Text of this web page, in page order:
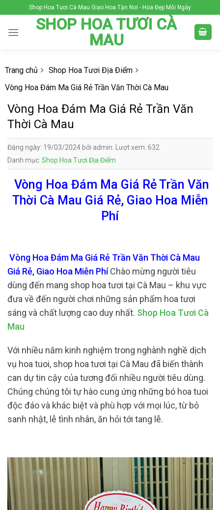
to
content
Shop Hoa Tươi Cà Mau Giao Hoa Tận Nơi - Hoa Đẹp Mỗi Ngày
SHOP HOA TƯƠI CÀ
MAU
Trang chủ
Shop Hoa Tươi Địa Điểm
Vòng Hoa Đám Ma Giá Rẻ Trần Văn Thời Cà Mau
Vòng Hoa Đám Ma Giá Rẻ Trần Văn
Thời Cà Mau
Đăng ngày: 19/03/2024 bởi admin. Lượt xem: 632
Danh mục: Shop Hoa Tươi Địa Điểm
Vòng Hoa Đám Ma Giá Rẻ Trần Văn
Thời Cà Mau Giá Rẻ, Giao Hoa Miễn
Phí
Vòng Hoa Đám Ma Giá Rẻ Trần Văn Thời Cà Mau
Giá Rẻ, Giao Hoa Miễn PhíChào mừng người tiêu
dùng đến mang shop hoa tươi tại Cà Mau – khu vực
đưa về đến người chơi những sản phẩm hoa tươi
sáng và chất lượng cao duy nhất. Shop Hoa Tươi Cà
Mau
Với nhiều năm kinh nghiệm trong nghành nghề dịch
vụ hoa tuoi, shop hoa tươi tại Cà Mau đã biến thành
can dự tin cậy của tương đối nhiều người tiêu dùng.
Chúng chúng tôi tự hào cung ứng những bó hoa tuoi
độc đáo và khác biệt và phù hợp với mọi lúc, từ bỏ
sanh nhật, lễ tình nhân, ăn hỏi tới tang lễ.